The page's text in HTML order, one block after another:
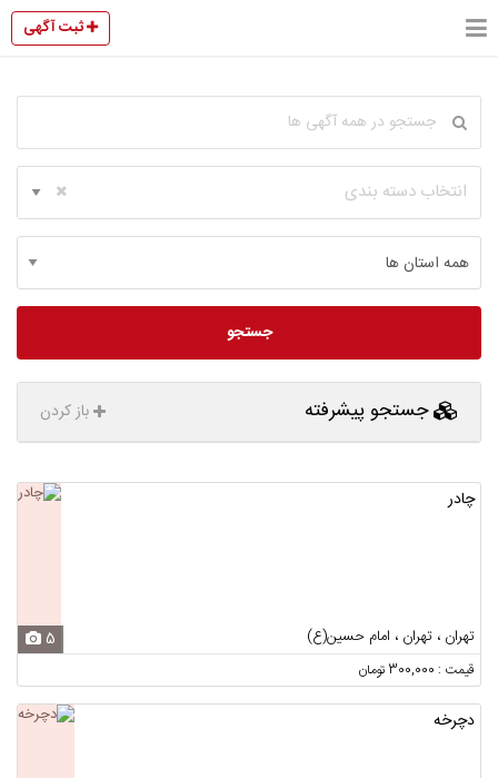
ثبت آگهی
انتخاب دسته بندی
جستجو
جستجو پیشرفته باز کردن
چادر
تهران ، تهران ، امام حسین(ع) 5
قیمت : 300,000 تومان
دچرخه